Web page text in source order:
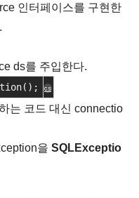
인터페이스를 구현한
ds를 주입한다.
cs
는 코드 대신 connectio
을 SQLExceptio